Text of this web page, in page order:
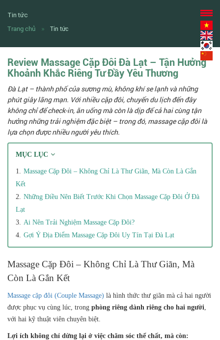
Tin tức
Trang chủ Tin tức
Review Massage Cặp Đôi Đà Lạt – Tận Hưởng
Khoảnh Khắc Riêng Tư Đầy Yêu Thương
Đà Lạt – thành phố của sương mù, không khí se lạnh và những
phút giây lãng mạn. Với nhiều cặp đôi, chuyến du lịch đến đây
không chỉ để check-in, ăn uống mà còn là dịp để cả hai cùng tận
hưởng những trải nghiệm đặc biệt – trong đó, massage cặp đôi là
lựa chọn được nhiều người yêu thích.
MỤC LỤC
Massage Cặp Đôi – Không Chỉ Là Thư Giãn, Mà Còn Là Gắn
Kết
Những Điều Nên Biết Trước Khi Chọn Massage Cặp Đôi Ở Đà
Lạt
Ai Nên Trải Nghiệm Massage Cặp Đôi?
Gợi Ý Địa Điểm Massage Cặp Đôi Uy Tín Tại Đà Lạt
Massage Cặp Đôi – Không Chỉ Là Thư Giãn, Mà
Còn Là Gắn Kết
Massage cặp đôi (Couple Massage) là hình thức thư giãn mà cả hai người
được phục vụ cùng lúc, trong phòng riêng dành riêng cho hai người,
với hai kỹ thuật viên chuyên biệt.
Lợi ích không chỉ dừng lại ở việc chăm sóc thể chất, mà còn: